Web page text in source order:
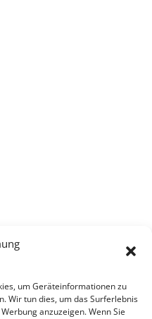
um Geräteinformationen zu
Wir tun dies, um das Surferlebnis
anzuzeigen. Wenn Sie